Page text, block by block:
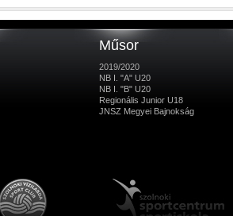
Műsor
2019/2020
NB I. "A" U20
NB I. "B" U20
Regionális Junior U18
JNSZ Megyei Bajnokság